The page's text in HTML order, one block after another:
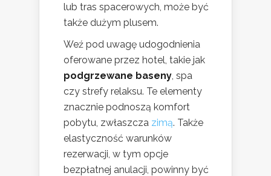
lub tras spacerowych, może być
także dużym plusem.
Weź pod uwagę udogodnienia
oferowane przez hotel, takie jak
podgrzewane baseny , spa
czy strefy relaksu. Te elementy
znacznie podnoszą komfort
pobytu, zwłaszcza zimą. Także
elastyczność warunków
rezerwacji, w tym opcje
bezpłatnej anulacji, powinny być